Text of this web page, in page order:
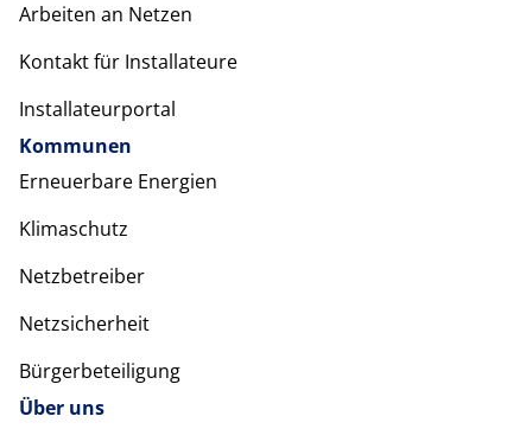
Arbeiten an Netzen
Kontakt für Installateure
Installateurportal
Kommunen
Erneuerbare Energien
Klimaschutz
Netzbetreiber
Netzsicherheit
Bürgerbeteiligung
Über uns